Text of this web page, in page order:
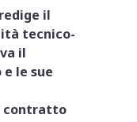
il
tecnico-
il
le sue
contratto